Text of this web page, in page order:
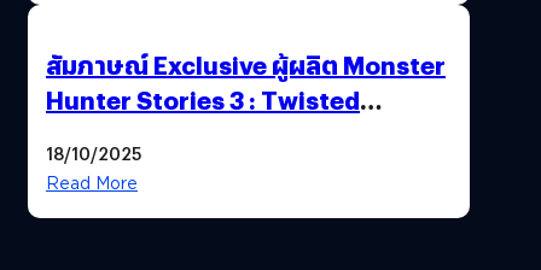
สัมภาษณ์ Exclusive ผู้ผลิต Monster
Hunter Stories 3 : Twisted
สวยฉ่ำ !
18/10/2025
Read More